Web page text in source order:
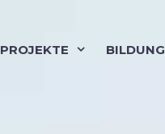
PROJEKTE BILDUNG